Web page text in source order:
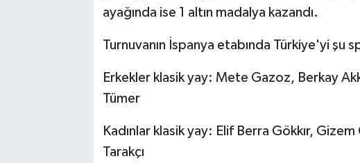
ayağında ise 1 altın madalya kazandı.
Turnuvanın İspanya etabında Türkiye'yi şu
Erkekler klasik yay: Mete Gazoz, Berkay
Tümer
Kadınlar klasik yay: Elif Berra Gökkır,
Tarakçı